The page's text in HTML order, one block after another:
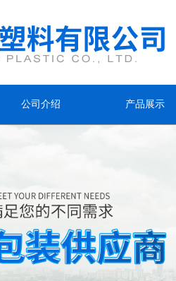
公司介绍 产品展示